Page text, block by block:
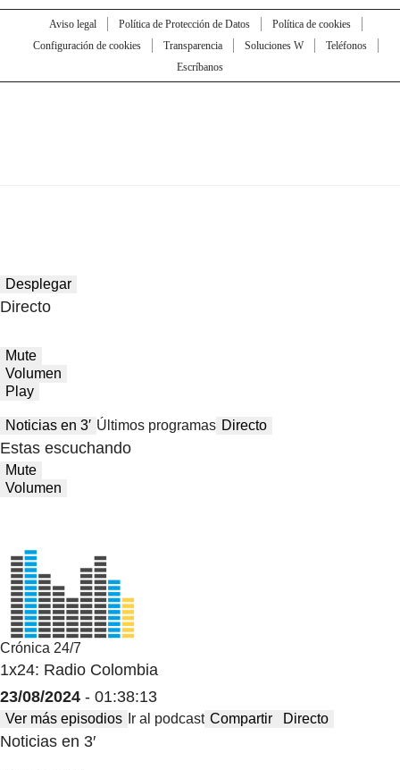
Aviso legal Política de Protección de Datos
Política de cookies
Configuración de cookies
Transparencia Soluciones W
Teléfonos
Escríbanos
Desplegar
Directo
Mute
Volumen
Play
Noticias en 3′ Últimos programas Directo
Estas escuchando
Mute
Volumen
Crónica 24/7
1x24: Radio Colombia
23/08/2024 - 01:38:13
Ver más episodios Ir al podcast Compartir Directo
Noticias en 3′